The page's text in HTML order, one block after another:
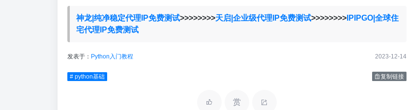
神龙|纯净稳定代理IP免费测试>>>>>>>>天启|企业级代理IP免费测试>>>>>>>>IPIPGO|全球住
宅代理IP免费测试
发表于： Python入门教程 2023-12-14
# python基础 复制链接
赏